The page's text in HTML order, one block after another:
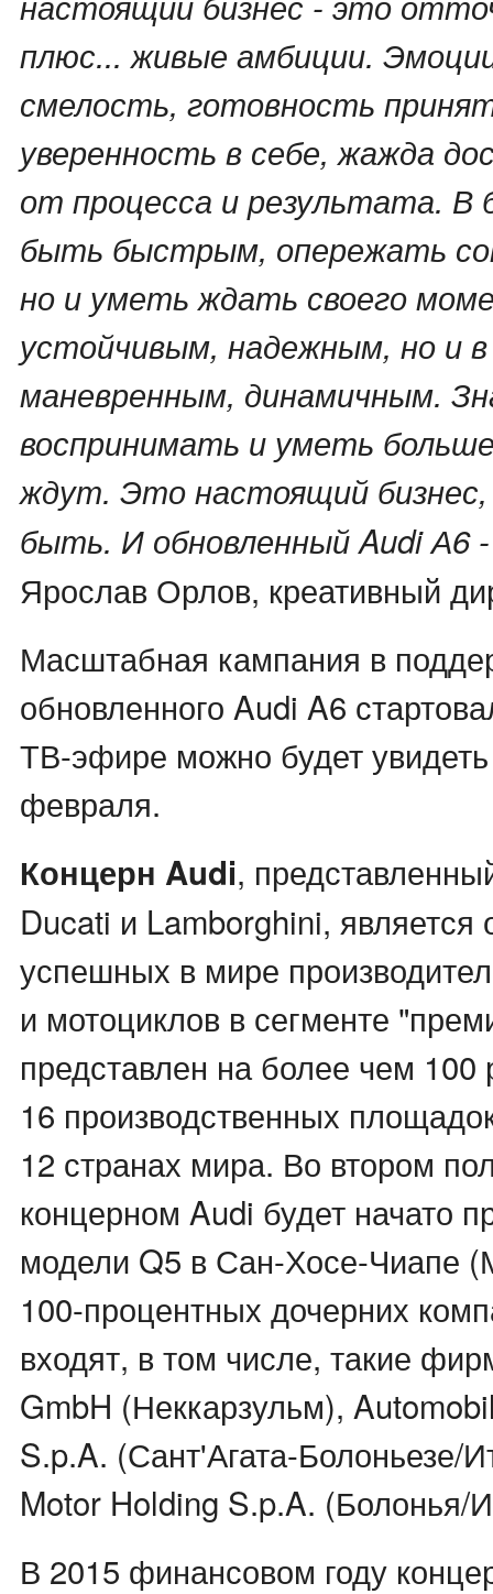
плюс... живые амбиции.
смелость, готовность
уверенность в себе, жажда
от процесса и результата. В
быть быстрым, опережать
но и уметь ждать своего
устойчивым, надежным, но и
маневренным, динамичным.
воспринимать и уметь
ждут. Это настоящий бизнес,
быть. И обновленный Audi А6
Ярослав Орлов, креативный
Масштабная кампания в
обновленного Audi A6
ТВ-эфире можно будет
февраля.
Концерн Audi,
Ducati и Lamborghini,
успешных в мире
и мотоциклов в сегменте
представлен на более чем
16 производственных
12 странах мира. Во втором
концерном Audi будет начато
модели Q5 в Сан-Хосе-Чиапе
100-процентных дочерних
входят, в том числе, такие
GmbH (Неккарзульм),
S.p.A. (Сант'Агата-Болоньезе/
Motor Holding S.p.A. (Болонья/
В 2015 финансовом году